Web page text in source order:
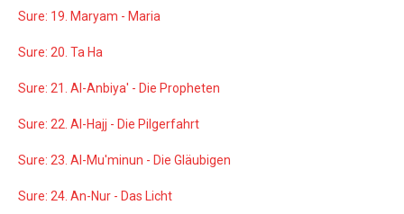
Sure: 19. Maryam - Maria
Sure: 20. Ta Ha
Sure: 21. Al-Anbiya' - Die Propheten
Sure: 22. Al-Hajj - Die Pilgerfahrt
Sure: 23. Al-Mu'minun - Die Gläubigen
Sure: 24. An-Nur - Das Licht